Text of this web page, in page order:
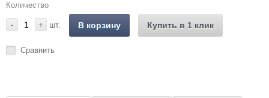
Количество
- + шт. В корзину Купить в 1 клик
Сравнить